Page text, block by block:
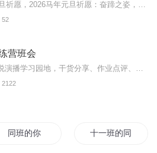
52
营班会
2122
同班的你 十一班的同学